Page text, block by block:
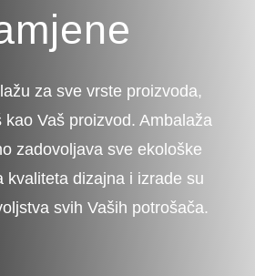
za sve vrste proizvoda,
kao Vaš proizvod. Ambalaža
zadovoljava sve ekološke
kvaliteta dizajna i izrade su
svih Vaših potrošača.